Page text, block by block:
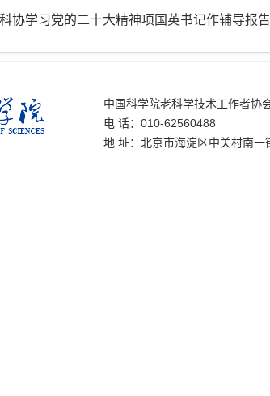
协学习党的二十大精神项国英书记作辅导报告
中国科学院老科学技术工作者协
电 话：010-62560488
地 址：北京市海淀区中关村南